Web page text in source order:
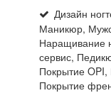
Дизайн
Маникюр,
Наращивание
сервис,
Покрытие
Покрытие